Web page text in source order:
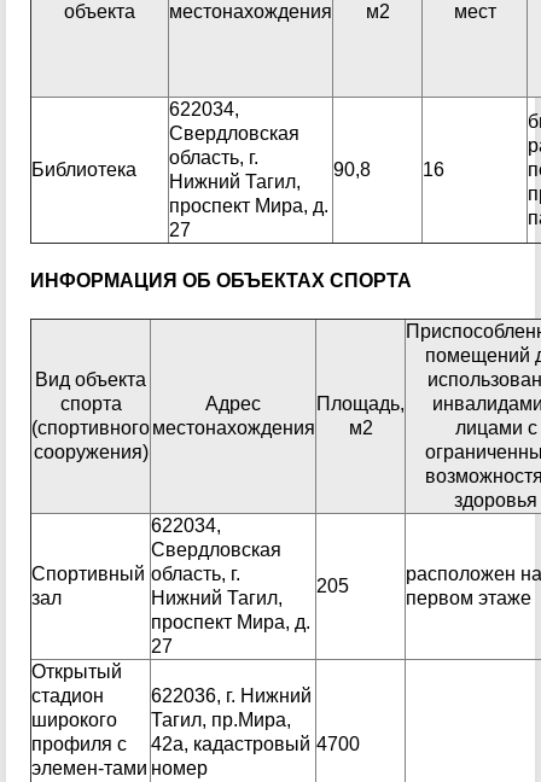
объекта
местонахождения
м2
мест
Библиотека
622034,
Свердловская
область, г.
Нижний Тагил,
проспект Мира, д.
27
90,8 16
ИНФОРМАЦИЯ ОБ ОБЪЕКТАХ СПОРТА
Вид объекта
спорта
(спортивного
сооружения)
Адрес
местонахождения
Площадь,
м2
помещений
лицами с
здоровья
Спортивный
зал
622034,
Свердловская
область, г.
Нижний Тагил,
проспект Мира, д.
27
205
расположен на
первом этаже
Открытый
стадион
широкого
профиля с
элемен-тами
622036, г. Нижний
Тагил, пр.Мира,
42а, кадастровый
номер
4700